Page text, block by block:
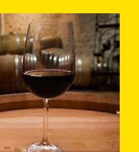
restaurants de la
l'Ebre, el Nou Moderno, on
dels millors plats del
amb els millors vins.